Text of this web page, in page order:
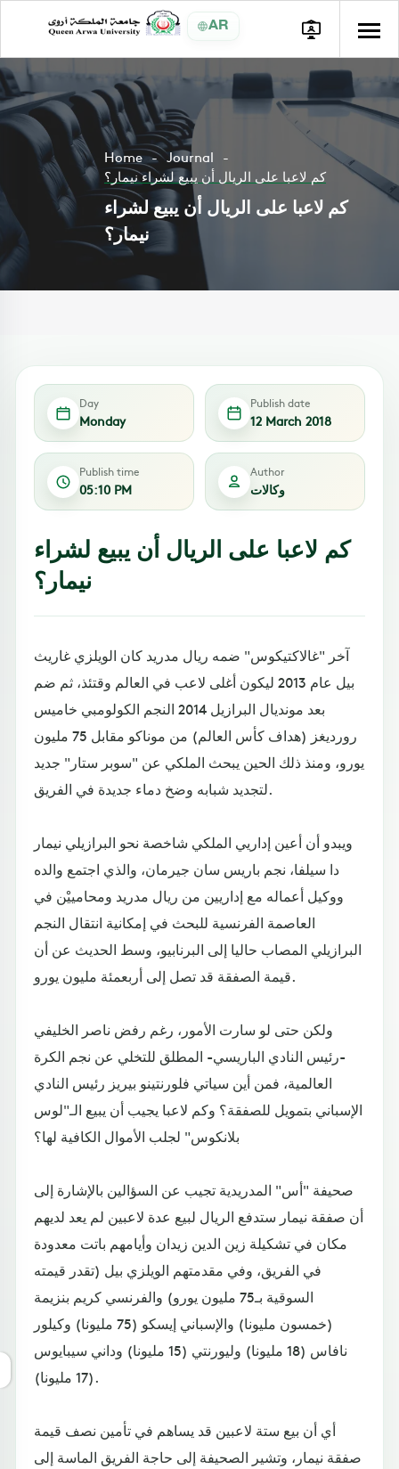
AR
Home
Journal
كم لاعبا على الريال أن يبيع لشراء نيمار؟
كم لاعبا على الريال أن يبيع لشراء
نيمار؟
Day
Monday
Publish date
12 March 2018
Publish time
05:10 PM
Author
وكالات
كم لاعبا على الريال أن يبيع لشراء
نيمار؟
آخر "غالاكتيكوس" ضمه ريال مدريد كان الويلزي غاريث
بيل عام 2013 ليكون أغلى لاعب في العالم وقتئذ، ثم ضم
بعد مونديال البرازيل 2014 النجم الكولومبي خاميس
رورديغز (هداف كأس العالم) من موناكو مقابل 75 مليون
يورو، ومنذ ذلك الحين يبحث الملكي عن "سوبر ستار" جديد
لتجديد شبابه وضخ دماء جديدة في الفريق.
ويبدو أن أعين إداريي الملكي شاخصة نحو البرازيلي نيمار
دا سيلفا، نجم باريس سان جيرمان، والذي اجتمع والده
ووكيل أعماله مع إداريين من ريال مدريد ومحامييْن في
العاصمة الفرنسية للبحث في إمكانية انتقال النجم
البرازيلي المصاب حاليا إلى البرنابيو، وسط الحديث عن أن
قيمة الصفقة قد تصل إلى أربعمئة مليون يورو.
ولكن حتى لو سارت الأمور، رغم رفض ناصر الخليفي
-رئيس النادي الباريسي- المطلق للتخلي عن نجم الكرة
العالمية، فمن أين سياتي فلورنتينو بيريز رئيس النادي
الإسباني بتمويل للصفقة؟ وكم لاعبا يجيب أن يبيع الـ"لوس
بلانكوس" لجلب الأموال الكافية لها؟
صحيفة "أس" المدريدية تجيب عن السؤالين بالإشارة إلى
أن صفقة نيمار ستدفع الريال لبيع عدة لاعبين لم يعد لديهم
مكان في تشكيلة زين الدين زيدان وأيامهم باتت معدودة
في الفريق، وفي مقدمتهم الويلزي بيل (تقدر قيمته
السوقية بـ75 مليون يورو) والفرنسي كريم بنزيمة
(خمسون مليونا) والإسباني إيسكو (75 مليونا) وكيلور
نافاس (18 مليونا) وليورنتي (15 مليونا) وداني سيبايوس
(17 مليونا).
أي أن بيع ستة لاعبين قد يساهم في تأمين نصف قيمة
صفقة نيمار، وتشير الصحيفة إلى حاجة الفريق الماسة إلى